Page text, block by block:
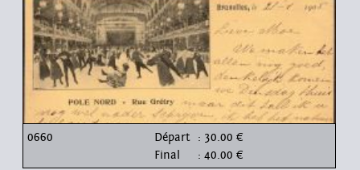
0660 Départ : 30.00 €
Final
: 40.00 €